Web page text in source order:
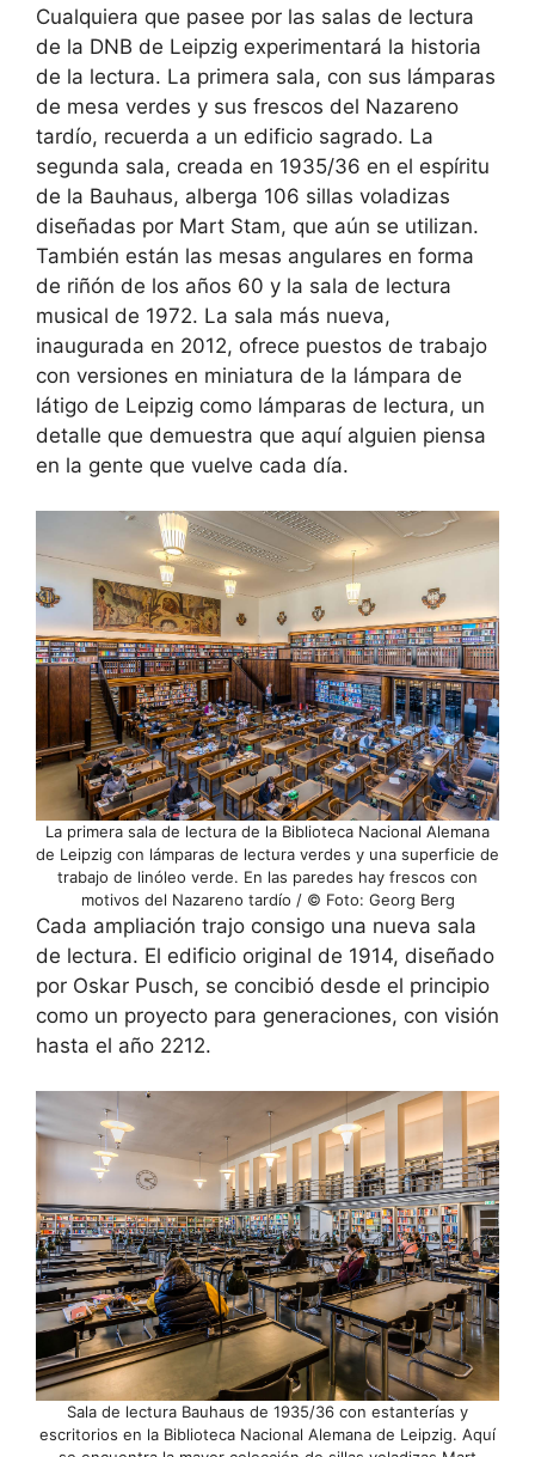
Cualquiera que pasee por las salas de lectura
de la DNB de Leipzig experimentará la historia
de la lectura. La primera sala, con sus lámparas
de mesa verdes y sus frescos del Nazareno
tardío, recuerda a un edificio sagrado. La
segunda sala, creada en 1935/36 en el espíritu
de la Bauhaus, alberga 106 sillas voladizas
diseñadas por Mart Stam, que aún se utilizan.
También están las mesas angulares en forma
de riñón de los años 60 y la sala de lectura
musical de 1972. La sala más nueva,
inaugurada en 2012, ofrece puestos de trabajo
con versiones en miniatura de la lámpara de
látigo de Leipzig como lámparas de lectura, un
detalle que demuestra que aquí alguien piensa
en la gente que vuelve cada día.
La primera sala de lectura de la Biblioteca Nacional Alemana
de Leipzig con lámparas de lectura verdes y una superficie de
trabajo de linóleo verde. En las paredes hay frescos con
motivos del Nazareno tardío / © Foto: Georg Berg
Cada ampliación trajo consigo una nueva sala
de lectura. El edificio original de 1914, diseñado
por Oskar Pusch, se concibió desde el principio
como un proyecto para generaciones, con visión
hasta el año 2212.
Sala de lectura Bauhaus de 1935/36 con estanterías y
escritorios en la Biblioteca Nacional Alemana de Leipzig. Aquí